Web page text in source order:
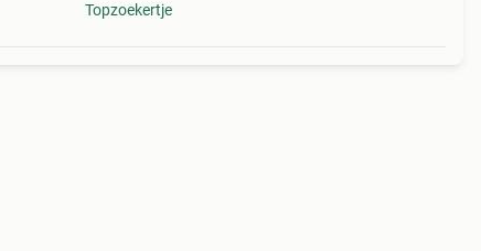
Topzoekertje